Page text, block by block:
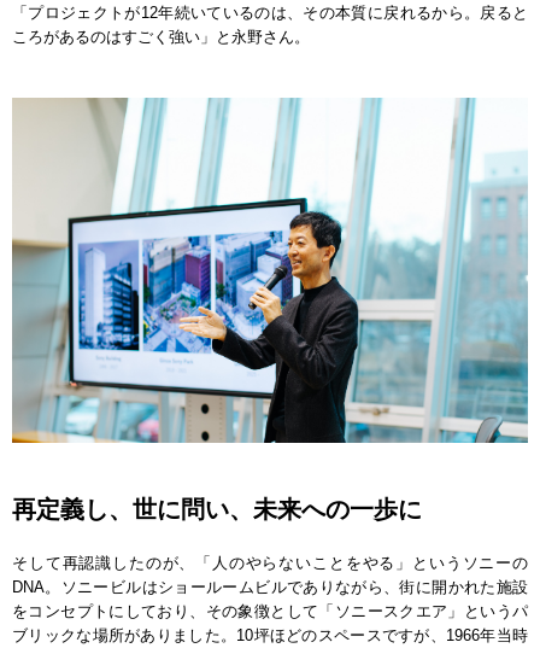
「プロジェクトが12年続いているのは、その本質に戻れるから。戻ると
ころがあるのはすごく強い」と永野さん。
再定義し、世に問い、未来への一歩に
そして再認識したのが、「人のやらないことをやる」というソニーの
DNA。ソニービルはショールームビルでありながら、街に開かれた施設
をコンセプトにしており、その象徴として「ソニースクエア」というパ
ブリックな場所がありました。10坪ほどのスペースですが、1966年当時